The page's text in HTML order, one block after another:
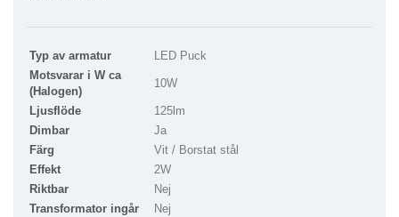
Typ av armatur
LED Puck
Motsvarar i W ca
(Halogen)
10W
Ljusflöde
125lm
Dimbar
Ja
Färg
Vit / Borstat stål
Effekt
2W
Riktbar
Nej
Transformator ingår
Nej